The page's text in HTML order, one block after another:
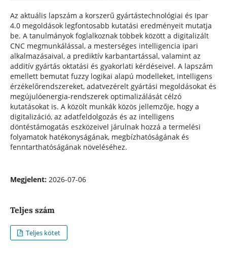
Az aktuális lapszám a korszerű gyártástechnológiai és Ipar
4.0 megoldások legfontosabb kutatási eredményeit mutatja
be. A tanulmányok foglalkoznak többek között a digitalizált
CNC megmunkálással, a mesterséges intelligencia ipari
alkalmazásaival, a prediktív karbantartással, valamint az
additív gyártás oktatási és gyakorlati kérdéseivel. A lapszám
emellett bemutat fuzzy logikai alapú modelleket, intelligens
érzékelőrendszereket, adatvezérelt gyártási megoldásokat és
megújulóenergia-rendszerek optimalizálását célzó
kutatásokat is. A közölt munkák közös jellemzője, hogy a
digitalizáció, az adatfeldolgozás és az intelligens
döntéstámogatás eszközeivel járulnak hozzá a termelési
folyamatok hatékonyságának, megbízhatóságának és
fenntarthatóságának növeléséhez.
Megjelent: 2026-07-06
Teljes szám
Teljes kötet